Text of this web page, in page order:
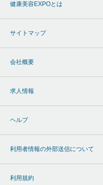
健康美容EXPOとは
サイトマップ
会社概要
求人情報
ヘルプ
利用者情報の外部送信について
利用規約